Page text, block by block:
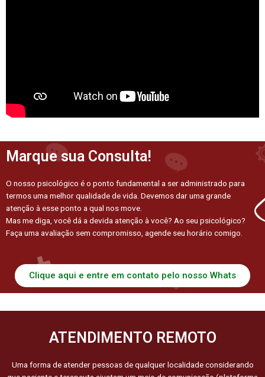
Marque sua Consulta!
O nosso psicológico é o ponto fundamental a ser administrado para
termos uma melhor qualidade de vida. Devemos dar uma grande
atenção à esse ponto a qual nos move.
Mas me diga, você dá a devida atenção à você? Ao seu psicológico?
Faça uma avaliação sem compromisso, agende seu horário comigo.
Clique aqui e entre em contato pelo nosso Whats
ATENDIMENTO REMOTO
Uma forma de atender pessoas de qualquer localidade considerando